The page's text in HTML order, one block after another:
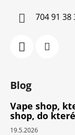
704 91 38
Blog
Vape shop,
shop, do
19.5.2026